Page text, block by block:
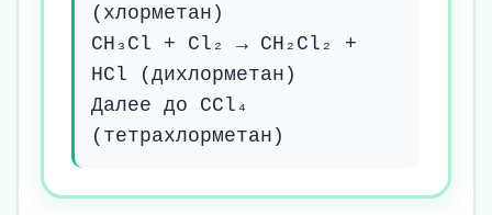
(хлорметан)
CH₃Cl + Cl₂ → CH₂Cl₂ +
HCl (дихлорметан)
Далее до CCl₄
(тетрахлорметан)